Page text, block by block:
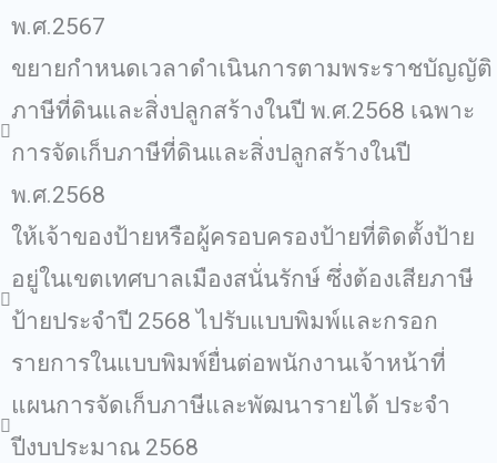
พ.ศ.2567
ขยายกำหนดเวลาดำเนินการตามพระราชบัญญัติ
ภาษีที่ดินและสิ่งปลูกสร้างในปี พ.ศ.2568 เฉพาะ
การจัดเก็บภาษีที่ดินและสิ่งปลูกสร้างในปี
พ.ศ.2568
ให้เจ้าของป้ายหรือผู้ครอบครองป้ายที่ติดตั้งป้าย
อยู่ในเขตเทศบาลเมืองสนั่นรักษ์ ซึ่งต้องเสียภาษี
ป้ายประจำปี 2568 ไปรับแบบพิมพ์และกรอก
รายการในแบบพิมพ์ยื่นต่อพนักงานเจ้าหน้าที่
แผนการจัดเก็บภาษีและพัฒนารายได้ ประจำ
ปีงบประมาณ 2568